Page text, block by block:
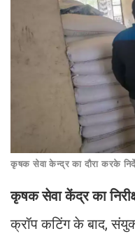
कृषक सेवा केन्द्र का दौरा करके
कृषक सेवा केंद्र का
क्रॉप कटिंग के बाद,